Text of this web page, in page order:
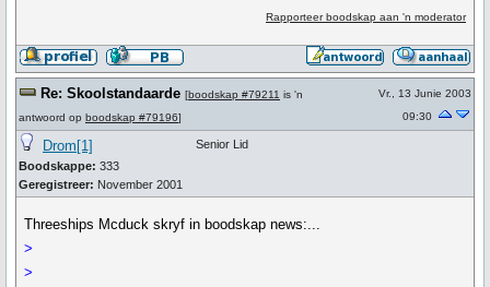
Rapporteer boodskap aan 'n moderator
Re: Skoolstandaarde [boodskap #79211 is 'n
antwoord op boodskap #79196]
Vr., 13 Junie 2003
09:30
Drom[1]
Boodskappe: 333
Geregistreer: November 2001
Senior Lid
Threeships Mcduck skryf in boodskap news:...
>
>